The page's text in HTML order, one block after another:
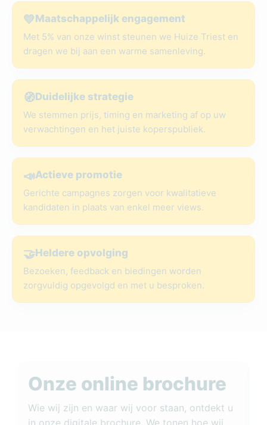
💛Maatschappelijk engagement
Met 5% van onze winst steunen we Huize Triest en
dragen we bij aan een warme samenleving.
🧭Duidelijke strategie
We stemmen prijs, timing en marketing af op uw
verwachtingen en het juiste koperspubliek.
📣Actieve promotie
Gerichte campagnes zorgen voor kwalitatieve
kandidaten in plaats van enkel meer views.
🤝Heldere opvolging
Bezoeken, feedback en biedingen worden
zorgvuldig opgevolgd en met u besproken.
Onze online brochure
Wie wij zijn en waar wij voor staan, ontdekt u